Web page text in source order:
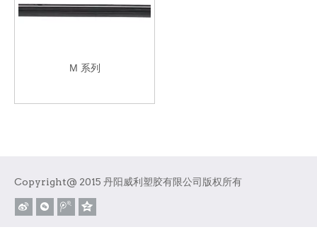
M 系列
Copyright@ 2015 丹阳威利塑胶有限公司版权所有